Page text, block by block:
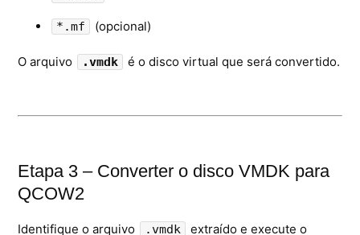
*.mf (opcional)
O arquivo .vmdk é o disco virtual que será convertido.
Etapa 3 – Converter o disco VMDK para
QCOW2
Identifique o arquivo .vmdk extraído e execute o